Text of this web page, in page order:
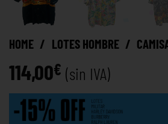
HOME / LOTES HOMBRE /
114,00€ (sin IVA)